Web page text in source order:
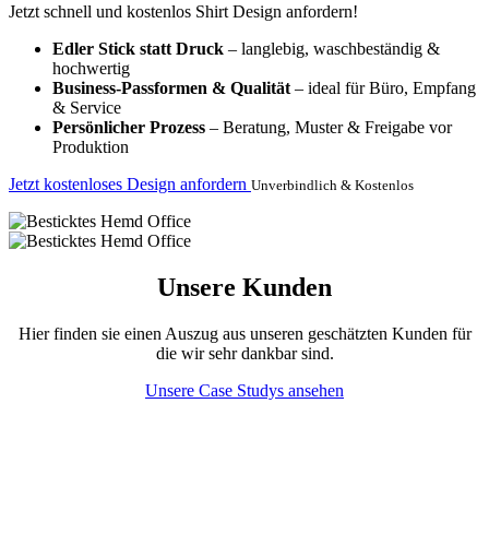
Jetzt schnell und kostenlos Shirt Design anfordern!
Edler Stick statt Druck – langlebig, waschbeständig &
hochwertig
Business-Passformen & Qualität – ideal für Büro, Empfang
& Service
Persönlicher Prozess – Beratung, Muster & Freigabe vor
Produktion
Jetzt kostenloses Design anfordern Unverbindlich & Kostenlos
Unsere Kunden
Hier finden sie einen Auszug aus unseren geschätzten Kunden für
die wir sehr dankbar sind.
Unsere Case Studys ansehen